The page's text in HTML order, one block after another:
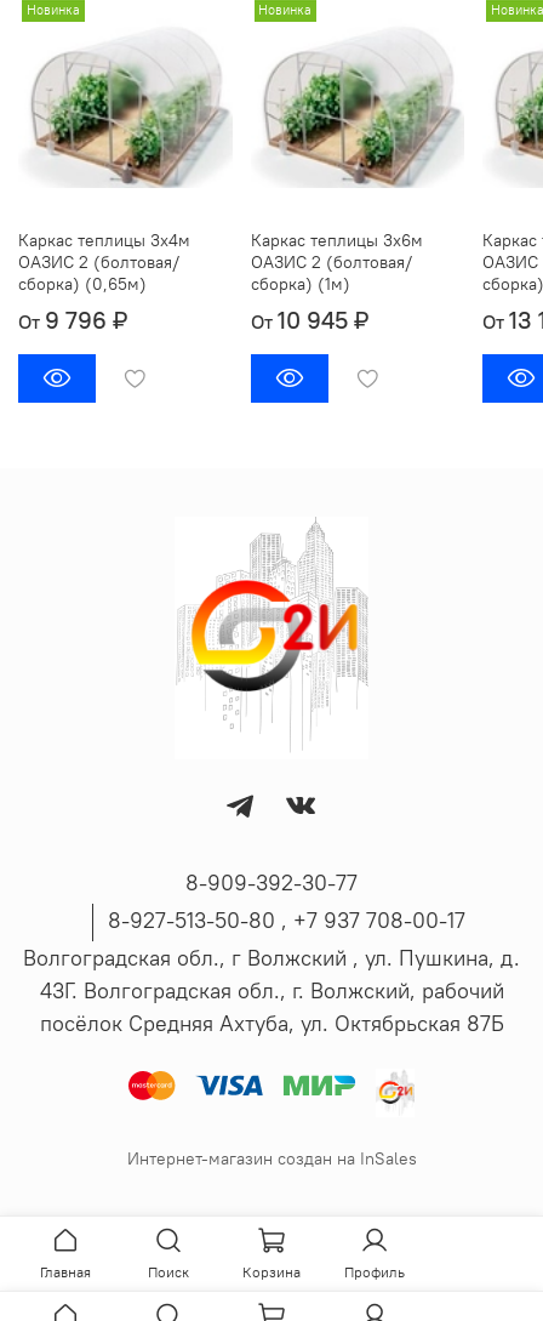
Новинка
Каркас теплицы 3х4м
ОАЗИС 2 (болтовая/
сборка) (0,65м)
От 9 796 ₽
Новинка
Каркас теплицы 3х6м
ОАЗИС 2 (болтовая/
сборка) (1м)
От 10 945 ₽
Новинка
ОАЗИС
От 13
8-909-392-30-77
8-927-513-50-80 , ‪+7 937 708-00-17
Волгоградская обл., г Волжский , ул. Пушкина, д.
43Г. Волгоградская обл., г. Волжский, рабочий
посёлок Средняя Ахтуба, ул. Октябрьская 87Б
Интернет-магазин создан на InSales
Главная Поиск Корзина Профиль